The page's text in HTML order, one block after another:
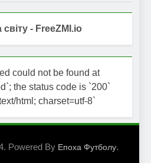
- FreeZMI.io
could not be found at
the status code is `200`
html; charset=utf-8`
Powered By Епоха Футболу.